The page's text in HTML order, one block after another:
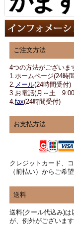
ご注文方法
4つの方法がございま
1.ホームページ(24時
2. メール(24時間受付)
3.お電話(月～土
4.fax(24時間受付)
お支払方法
クレジットカード、
（前払い）からご希
送料
送料(クール代込み)
が、例外がございます